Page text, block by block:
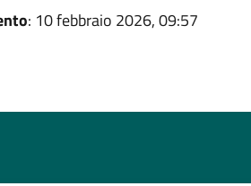
: 10 febbraio 2026, 09:57